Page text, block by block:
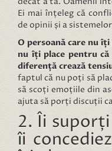
Ei mai înțeleg că
de opinii și a
O persoană care nu
nu îți place pentru
diferență crează
faptul că nu poți să
să scoți emoțiile din
ajuta să porți discuții
2. Îi
îi